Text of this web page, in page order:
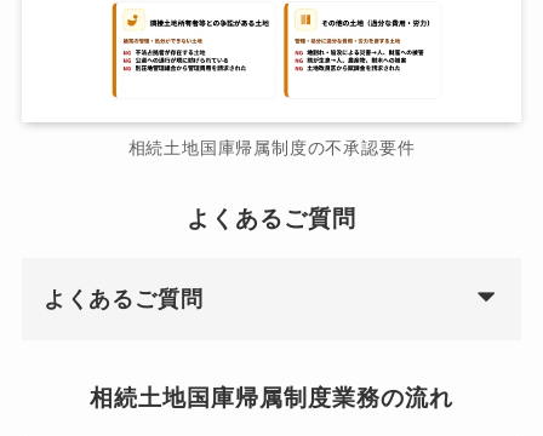
相続土地国庫帰属制度の不承認要件
よくあるご質問
よくあるご質問
相続土地国庫帰属制度業務の流れ